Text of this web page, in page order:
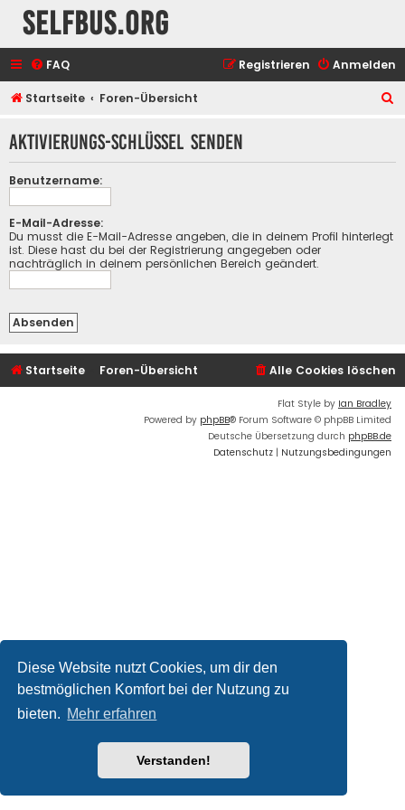
Diese Website nutzt Cookies, um dir den
bestmöglichen Komfort bei der Nutzung zu
bieten. Mehr erfahren
Verstanden!
selfbus.org
FAQ Anmelden
Registrieren
Startseite Foren-Übersicht
h
Aktivierungs-Schlüssel senden
Benutzername:
E-Mail-Adresse:
Du musst die E-Mail-Adresse angeben, die in deinem Profil hinterlegt
ist. Diese hast du bei der Registrierung angegeben oder
nachträglich in deinem persönlichen Bereich geändert.
Startseite Foren-Übersicht Alle Cookies löschen
Flat Style by Ian Bradley
Powered by phpBB® Forum Software © phpBB Limited
Deutsche Übersetzung durch phpBB.de
Datenschutz | Nutzungsbedingungen